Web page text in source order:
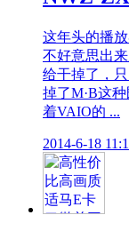
这年头的播
不好意思出
给干掉了，
掉了M·B这
着VAIO的 ...
2014-6-18